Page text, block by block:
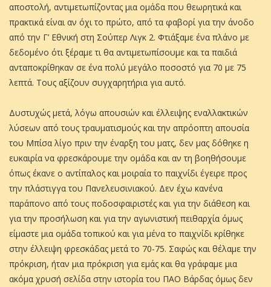
αποστολή, αντιμετωπίζοντας μια ομάδα που θεωρητικά και
πρακτικά είναι αν όχι το πρώτο, από τα φαβορί για την άνοδο
από την Γ’ Εθνική στη Σούπερ Λιγκ 2. Φτιάξαμε ένα πλάνο με
δεδομένο ότι ξέραμε τι θα αντιμετωπίσουμε και τα παιδιά
ανταποκρίθηκαν σε ένα πολύ μεγάλο ποσοστό για 70 με 75
λεπτά. Τους αξίζουν συγχαρητήρια για αυτό.
Δυστυχώς μετά, λόγω απουσιών και έλλειψης εναλλακτικών
λύσεων από τους τραυματισμούς και την απρόοπτη απουσία
του Μπίσα λίγο πριν την έναρξη του ματς, δεν μας δόθηκε η
ευκαιρία να φρεσκάρουμε την ομάδα και αν τη βοηθήσουμε
όπως έκανε ο αντίπαλος και μοιραία το παιχνίδι έγειρε προς
την πλάστιγγα του Πανελευσινιακού. Δεν έχω κανένα
παράπονο από τους ποδοσφαιριστές και για την διάθεση και
για την προσήλωση και για την αγωνιστική πειθαρχία όμως
είμαστε μια ομάδα τοπικού και για μένα το παιχνίδι κρίθηκε
στην έλλειψη φρεσκάδας μετά το 70-75. Σαφώς και θέλαμε την
πρόκριση, ήταν μια πρόκριση για εμάς και θα γράφαμε μια
ακόμα χρυσή σελίδα στην ιστορία του ΠΑΟ Βάρδας όμως δεν